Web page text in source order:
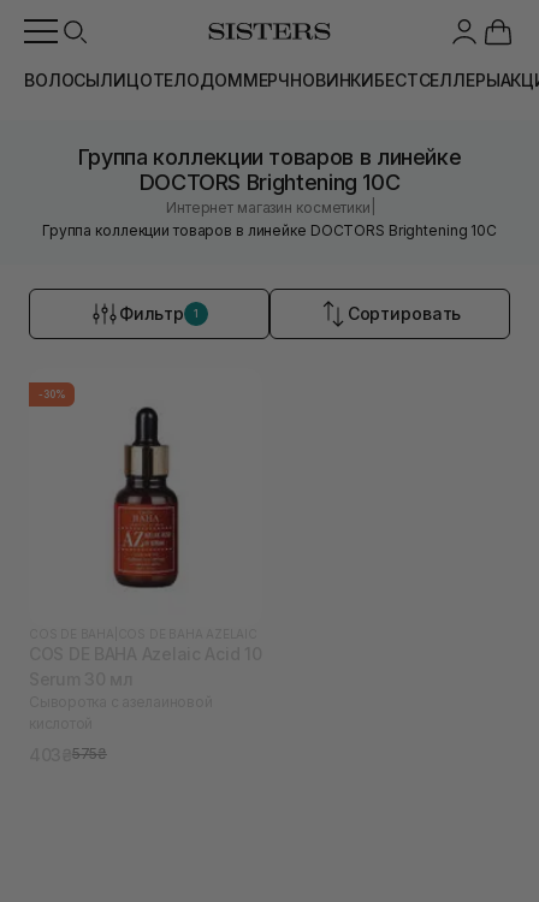
ВОЛОСЫЛИЦОТЕЛОДОММЕРЧНОВИНКИБЕСТСЕЛЛЕРЫ
Группа коллекции товаров в линейке
DOCTORS Brightening 10C
Интернет магазин косметики
Группа коллекции товаров в линейке DOCTORS Brightening 10C
Фильтр 1 Сортировать
-30%
575₴